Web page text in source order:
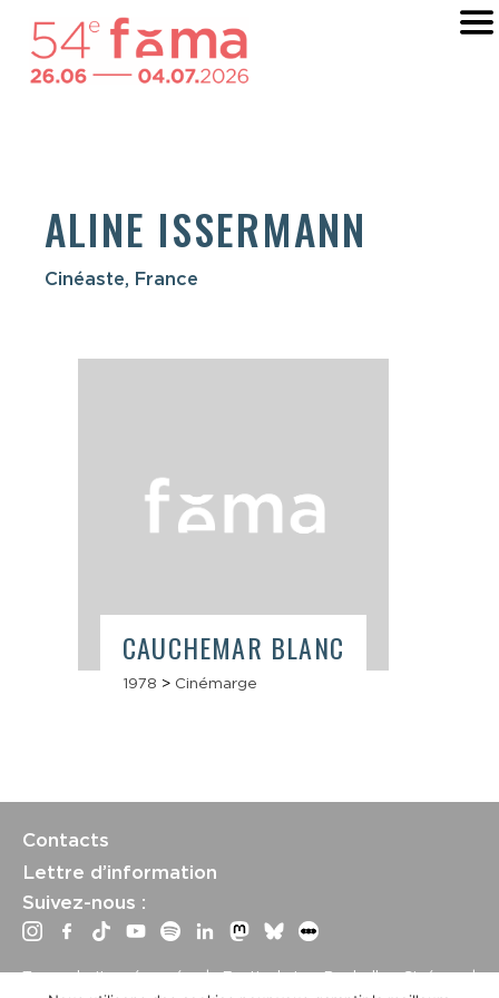
ALINE ISSERMANN
Cinéaste, France
CAUCHEMAR BLANC
1978 > Cinémarge
Contacts
Lettre d’information
Suivez-nous :
Tous droits réservés | Festival La Rochelle Cinéma |